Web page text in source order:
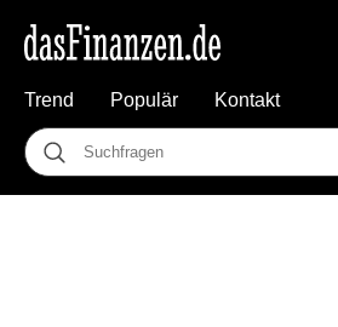
Trend Populär Kontakt